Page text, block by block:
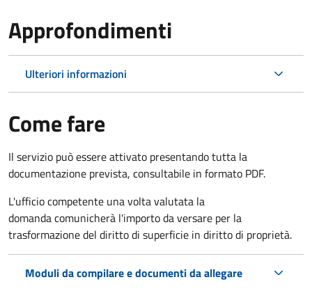
Approfondimenti
Ulteriori informazioni
Come fare
Il servizio può essere attivato presentando tutta la
documentazione prevista, consultabile in formato PDF.
L'ufficio competente una volta valutata la
domanda comunicherà l'importo da versare per la
trasformazione del diritto di superficie in diritto di proprietà.
Moduli da compilare e documenti da allegare